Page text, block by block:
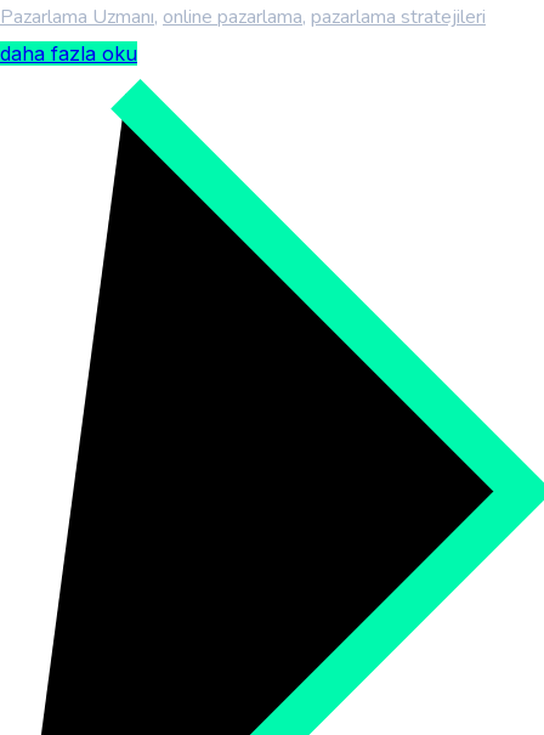
Pazarlama Uzmanı, online pazarlama, pazarlama stratejileri
daha fazla oku